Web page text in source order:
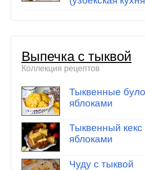
Выпечка с тыквой
Коллекция рецептов
Тыквенные
яблоками
Тыквенный кекс
яблоками
Чуду с тыквой